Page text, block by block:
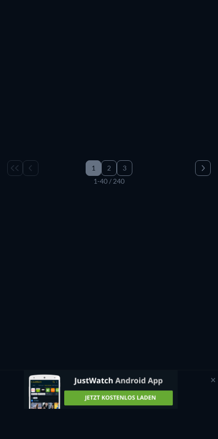
1 2
3
1-40 / 240